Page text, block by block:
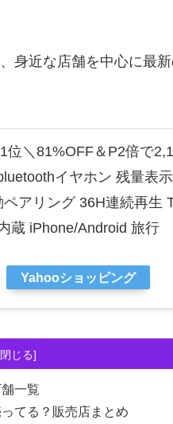
身近な店舗を中心に最
位＼81%OFF＆P2倍で
イヤホン 残量表
アリング 36H連続再生
蔵 iPhone/Android 旅行
Yahooショッピング
一覧
てる？販売店まとめ